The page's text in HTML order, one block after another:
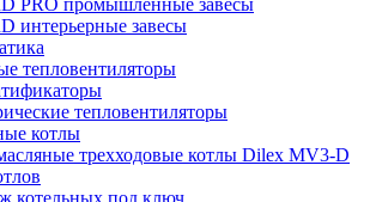
PRO промышленные завесы
интерьерные завесы
тепловентиляторы
тепловентиляторы
котлы
трехходовые котлы Dilex MV3-D
котельных под ключ